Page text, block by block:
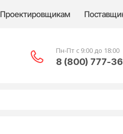
Проектировщикам
Пн-Пт с 9:00 до 18:00
8 (800) 777-